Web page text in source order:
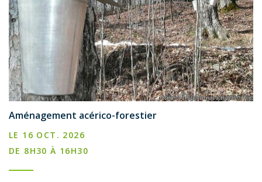
Aménagement acérico-forestier
LE 16 OCT. 2026
DE 8H30 À 16H30